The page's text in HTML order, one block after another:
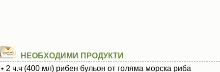
НЕОБХОДИМИ ПРОДУКТИ
• 2 ч.ч (400 мл) рибен бульон от голяма морска риба